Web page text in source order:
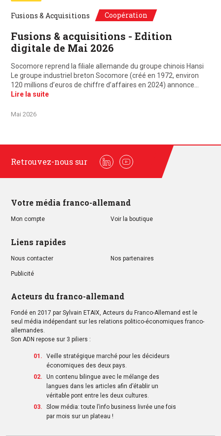
Fusions & Acquisitions Coopération
Fusions & acquisitions - Edition
digitale de Mai 2026
Socomore reprend la filiale allemande du groupe chinois Hansi
Le groupe industriel breton Socomore (créé en 1972, environ
120 millions d’euros de chiffre d’affaires en 2024) annonce…
Lire la suite
Mai 2026
Retrouvez-nous sur
LinkedinYoutube
Votre média franco-allemand
Mon compte Voir la boutique
Liens rapides
Nous contacter Nos partenaires
Publicité
Acteurs du franco-allemand
Fondé en 2017 par Sylvain ETAIX, Acteurs du Franco-Allemand est le
seul média indépendant sur les relations politico-économiques franco-
allemandes.
Son ADN repose sur 3 piliers :
Veille stratégique marché pour les décideurs
économiques des deux pays.
Un contenu bilingue avec le mélange des
langues dans les articles afin d’établir un
véritable pont entre les deux cultures.
Slow média: toute l’info business livrée une fois
par mois sur un plateau !